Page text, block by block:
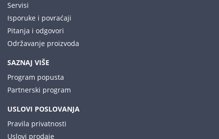
Servisi
Isporuke i povraćaji
Pitanja i odgovori
Održavanje proizvoda
SAZNAJ VIŠE
Program popusta
Partnerski program
USLOVI POSLOVANJA
Pravila privatnosti
Uslovi prodaje